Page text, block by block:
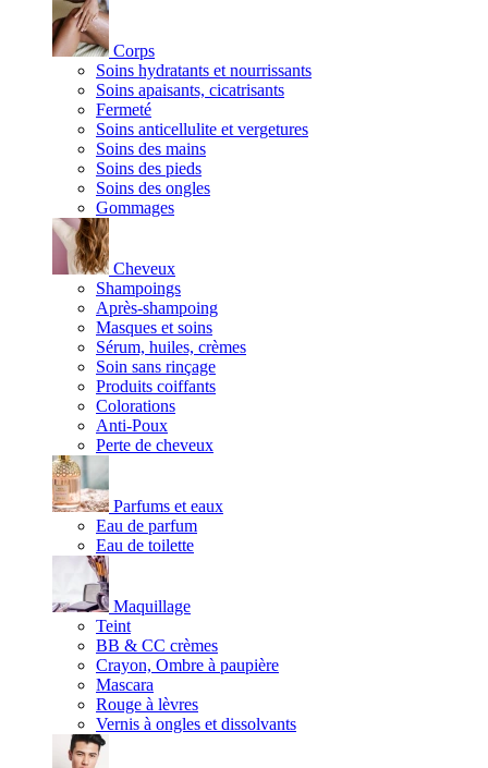
Corps
Soins hydratants et nourrissants
Soins apaisants, cicatrisants
Fermeté
Soins anticellulite et vergetures
Soins des mains
Soins des pieds
Soins des ongles
Gommages
Cheveux
Shampoings
Après-shampoing
Masques et soins
Sérum, huiles, crèmes
Soin sans rinçage
Produits coiffants
Colorations
Anti-Poux
Perte de cheveux
Parfums et eaux
Eau de parfum
Eau de toilette
Maquillage
Teint
BB & CC crèmes
Crayon, Ombre à paupière
Mascara
Rouge à lèvres
Vernis à ongles et dissolvants